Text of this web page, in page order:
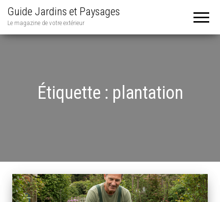
Guide Jardins et Paysages
Le magazine de votre extérieur
Étiquette : plantation